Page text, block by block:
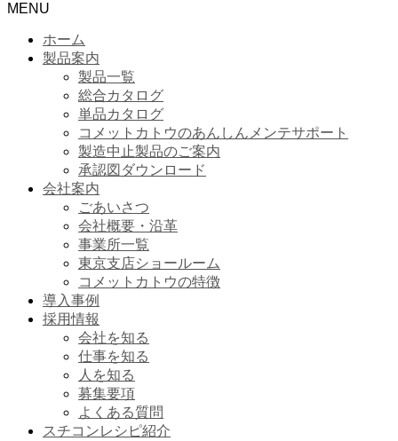
MENU
ホーム
製品案内
製品一覧
総合カタログ
単品カタログ
コメットカトウのあんしんメンテサポート
製造中止製品のご案内
承認図ダウンロード
会社案内
ごあいさつ
会社概要・沿革
事業所一覧
東京支店ショールーム
コメットカトウの特徴
導入事例
採用情報
会社を知る
仕事を知る
人を知る
募集要項
よくある質問
スチコンレシピ紹介